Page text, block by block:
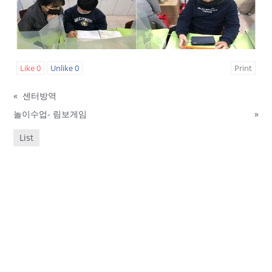
Like0 Unlike0 Print
« 센터방역
놀이수업- 림보게임
»
List